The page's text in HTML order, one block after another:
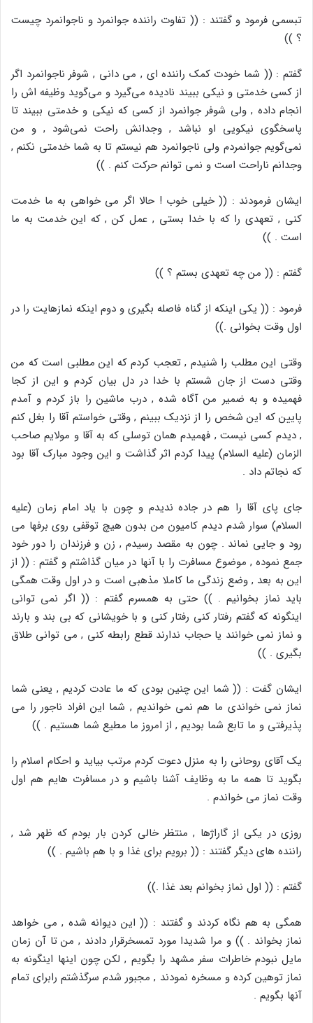
تبسمی فرمود و گفتند : (( تفاوت راننده جوانمرد و ناجوانمرد چیست
؟ ))
گفتم : (( شما خودت کمک راننده ای , می دانی , شوفر ناجوانمرد اگر
از کسی خدمتی و نیکی ببیند نادیده می‌گیرد و می‌گوید وظیفه اش را
انجام داده , ولی شوفر جوانمرد از کسی که نیکی و خدمتی ببیند تا
پاسخگوی نیکویی او نباشد , وجدانش راحت نمی‌شود , و من
نمی‌گویم جوانمردم ولی ناجوانمرد هم نیستم تا به شما خدمتی نکنم ,
وجدانم ناراحت است و نمی توانم حرکت کنم . ))
ایشان فرمودند : (( خیلی خوب ! حالا اگر می خواهی به ما خدمت
کنی , تعهدی را که با خدا بستی , عمل کن , که این خدمت به ما
است . ))
گفتم : (( من چه تعهدی بستم ؟ ))
فرمود : (( یکی اینکه از گناه فاصله بگیری و دوم اینکه نمازهایت را در
اول وقت بخوانی .))
وقتی این مطلب را شنیدم , تعجب کردم که این مطلبی است که من
وقتی دست از جان شستم با خدا در دل بیان کردم و این از کجا
فهمیده و به ضمیر من آگاه شده , درب ماشین را باز کردم و آمدم
پایین که این شخص را از نزدیک ببینم , وقتی خواستم آقا را بغل کنم
, دیدم کسی نیست , فهمیدم همان توسلی که به آقا و مولایم صاحب
الزمان (علیه السلام) پیدا کردم اثر گذاشت و این وجود مبارک آقا بود
که نجاتم داد .
جای پای آقا را هم در جاده ندیدم و چون با یاد امام زمان (علیه
السلام) سوار شدم دیدم کامیون من بدون هیچ توقفی روی برفها می
رود و جایی نماند . چون به مقصد رسیدم , زن و فرزندان را دور خود
جمع نموده , موضوع مسافرت را با آنها در میان گذاشتم و گفتم : (( از
این به بعد , وضع زندگی ما کاملا مذهبی است و در اول وقت همگی
باید نماز بخوانیم . )) حتی به همسرم گفتم : (( اگر نمی توانی
اینگونه که گفتم رفتار کنی رفتار کنی و با خویشانی که بی بند و بارند
و نماز نمی خوانند یا حجاب ندارند قطع رابطه کنی , می توانی طلاق
بگیری . ))
ایشان گفت : (( شما این چنین بودی که ما عادت کردیم , یعنی شما
نماز نمی خواندی ما هم نمی خواندیم , شما این افراد ناجور را می
پذیرفتی و ما تابع شما بودیم , از امروز ما مطیع شما هستیم . ))
یک آقای روحانی را به منزل دعوت کردم مرتب بیاید و احکام اسلام را
بگوید تا همه ما به وظایف آشنا باشیم و در مسافرت هایم هم اول
وقت نماز می خواندم .
روزی در یکی از گاراژها , منتظر خالی کردن بار بودم که ظهر شد ,
راننده های دیگر گفتند : (( برویم برای غذا و با هم باشیم . ))
گفتم : (( اول نماز بخوانم بعد غذا .))
همگی به هم نگاه کردند و گفتند : (( این دیوانه شده , می خواهد
نماز بخواند . )) و مرا شدیدا مورد تمسخرقرار دادند , من تا آن زمان
مایل نبودم خاطرات سفر مشهد را بگویم , لکن چون اینها اینگونه به
نماز توهین کرده و مسخره نمودند , مجبور شدم سرگذشتم رابرای تمام
آنها بگویم .